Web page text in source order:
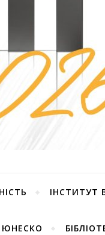
ІНСТИТУТ
ЮНЕСКО